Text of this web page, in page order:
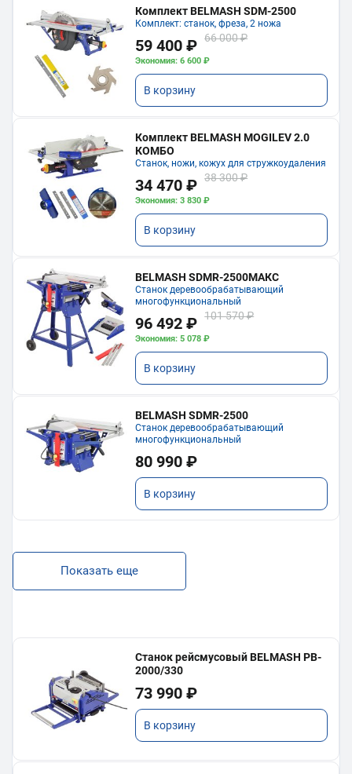
Комплект BELMASH SDM-2500
Комплект: станок, фреза, 2 ножа
59 400 ₽ 66 000 ₽
Экономия: 6 600 ₽
В корзину
Комплект BELMASH MOGILEV 2.0
КОМБО
Станок, ножи, кожух для стружкоудаления
34 470 ₽ 38 300 ₽
Экономия: 3 830 ₽
В корзину
BELMASH SDMR-2500МАКС
Станок деревообрабатывающий
многофункциональный
96 492 ₽ 101 570 ₽
Экономия: 5 078 ₽
В корзину
BELMASH SDMR-2500
Станок деревообрабатывающий
многофункциональный
80 990 ₽
В корзину
Показать еще
Станок рейсмусовый BELMASH PB-
2000/330
73 990 ₽
В корзину